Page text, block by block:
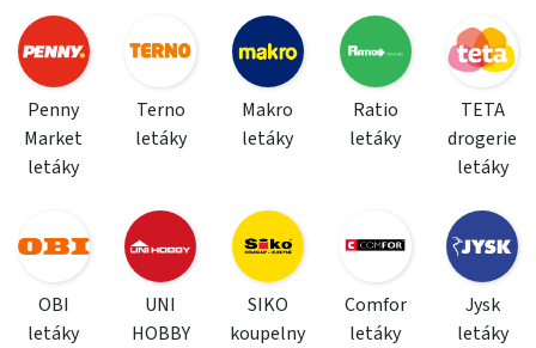
Penny
Market
letáky
Terno
letáky
Makro
letáky
Ratio
letáky
TETA
drogerie
letáky
OBI
letáky
UNI
HOBBY
SIKO
koupelny
Comfor
letáky
Jysk
letáky